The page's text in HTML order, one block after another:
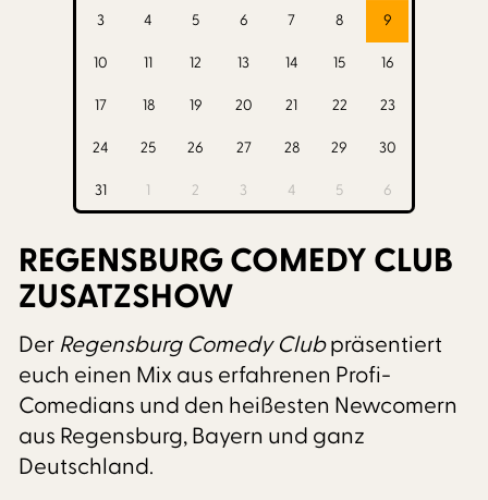
3 4 5 6 7 8 9
10 11 12 13 14 15 16
17 18 19 20 21 22 23
24 25 26 27 28 29 30
31 1 2 3 4 5 6
REGENSBURG COMEDY CLUB
ZUSATZSHOW
Der Regensburg Comedy Clubpräsentiert
euch einen Mix aus erfahrenen Profi-
Comedians und den heißesten Newcomern
aus Regensburg, Bayern und ganz
Deutschland.